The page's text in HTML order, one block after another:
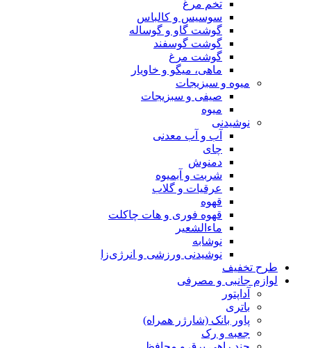
تخم مرغ
سوسیس و کالباس
گوشت گاو و گوساله
گوشت گوسفند
گوشت مرغ
ماهی، میگو و خاویار
میوه و سبزیجات
صیفی و سبزیجات
میوه
نوشیدنی
آب و آب معدنی
چای
دمنوش
شربت و آبمیوه
عرقیات و گلاب
قهوه
قهوه فوری و هات چاکلت
ماءالشعیر
نوشابه
نوشیدنی ورزشی و انرژی‌زا
طرح تخفیف
لوازم جانبی و مصرفی
آداپتور
باتری
پاور بانک (شارژر همراه)
جعبه و رک